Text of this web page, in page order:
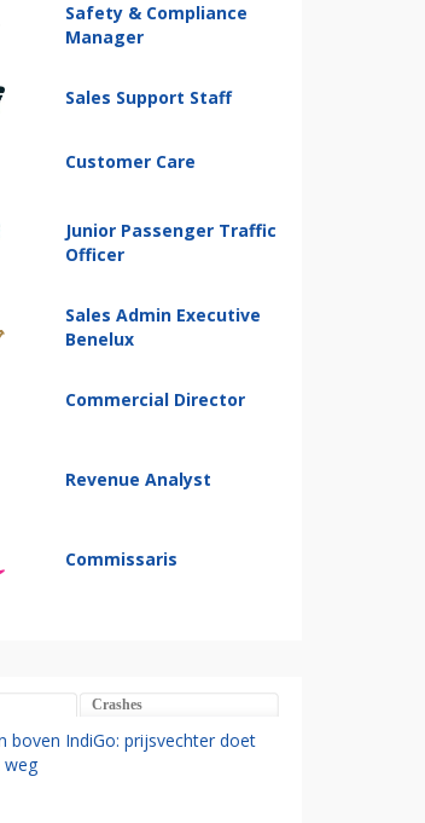
Safety & Compliance
Manager
Sales Support Staff
Customer Care
Junior Passenger Traffic
Officer
Sales Admin Executive
Benelux
Commercial Director
Revenue Analyst
Commissaris
Crashes
boven IndiGo: prijsvechter doet
weg